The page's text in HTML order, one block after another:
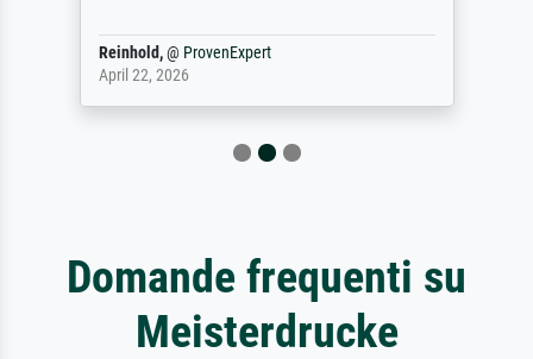
Reinhold,@ ProvenExpert
April 22, 2026
Domande frequenti su
Meisterdrucke